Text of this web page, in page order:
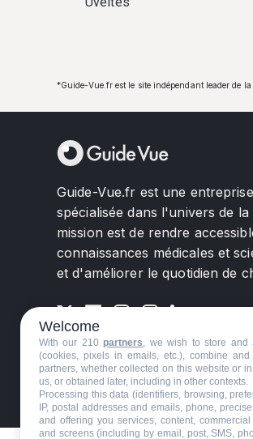
*Guide-Vue.fr est le site indépendant leader de
Guide-Vue.fr est une
spécialisée dans l'univers de
mission est de rendre
connaissances médicales et
et d'améliorer le quotidien de
©GuideVue2024 Charte
Welcome
With our 210 partners, we wish to store and
(cookies, pixels in emails, etc.), combine
partners, whether collected on this website or
us, or obtained later, including in other contexts.
Processing this data (identifiers, browsing,
IP, postal addresses and emails, phone,
and offering you services, content,
and screens (including by email, post, SMS,